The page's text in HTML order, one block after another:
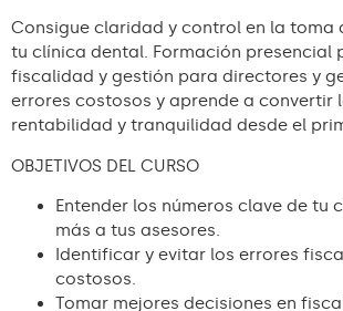
Consigue claridad y control en la toma
tu clínica dental. Formación presencial
fiscalidad y gestión para directores y
errores costosos y aprende a convertir
rentabilidad y tranquilidad desde el
OBJETIVOS DEL CURSO
Entender los números clave de tu
más a tus asesores.
Identificar y evitar los errores
costosos.
Tomar mejores decisiones en